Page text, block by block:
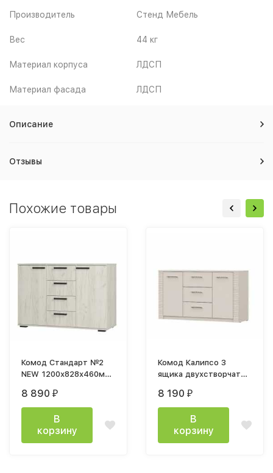
Производитель Стенд Мебель
Вес 44 кг
Материал корпуса ЛДСП
Материал фасада ЛДСП
Описание
Отзывы
Похожие товары
Комод Стандарт №2
NEW 1200х828х460мм
8 890 ₽
В
корзину
Комод Калипсо 3
ящика двухстворчатый
8 190 ₽
В
корзину